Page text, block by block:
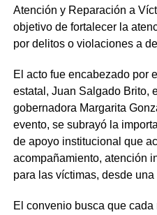
Atención y Reparación a
objetivo de fortalecer la
por delitos o violaciones a
El acto fue encabezado por
estatal, Juan Salgado Brito,
gobernadora Margarita
evento, se subrayó la
de apoyo institucional que
acompañamiento, atención
para las víctimas, desde
El convenio busca que